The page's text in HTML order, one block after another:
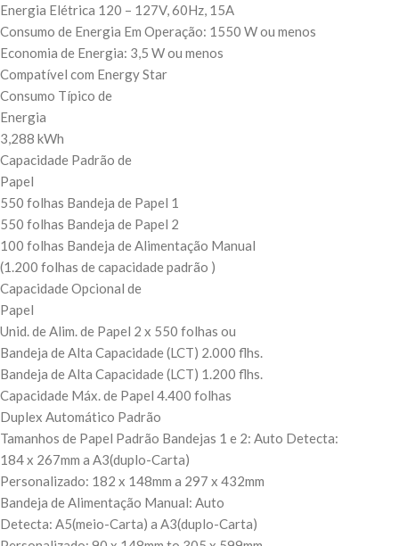
Energia Elétrica 120 – 127V, 60Hz, 15A
Consumo de Energia Em Operação: 1550 W ou menos
Economia de Energia: 3,5 W ou menos
Compatível com Energy Star
Consumo Típico de
Energia
3,288 kWh
Capacidade Padrão de
Papel
550 folhas Bandeja de Papel 1
550 folhas Bandeja de Papel 2
100 folhas Bandeja de Alimentação Manual
(1.200 folhas de capacidade padrão )
Capacidade Opcional de
Papel
Unid. de Alim. de Papel 2 x 550 folhas ou
Bandeja de Alta Capacidade (LCT) 2.000 flhs.
Bandeja de Alta Capacidade (LCT) 1.200 flhs.
Capacidade Máx. de Papel 4.400 folhas
Duplex Automático Padrão
Tamanhos de Papel Padrão Bandejas 1 e 2: Auto Detecta:
184 x 267mm a A3(duplo-Carta)
Personalizado: 182 x 148mm a 297 x 432mm
Bandeja de Alimentação Manual: Auto
Detecta: A5(meio-Carta) a A3(duplo-Carta)